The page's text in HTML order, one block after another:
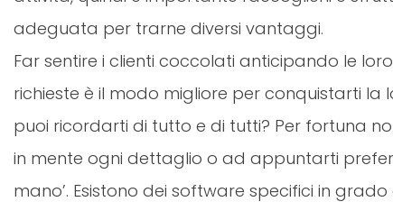
adeguata per trarne diversi vantaggi.
Far sentire i clienti coccolati anticipando le
richieste è il modo migliore per conquistarti la
puoi ricordarti di tutto e di tutti? Per fortuna
in mente ogni dettaglio o ad appuntarti
mano’. Esistono dei software specifici in